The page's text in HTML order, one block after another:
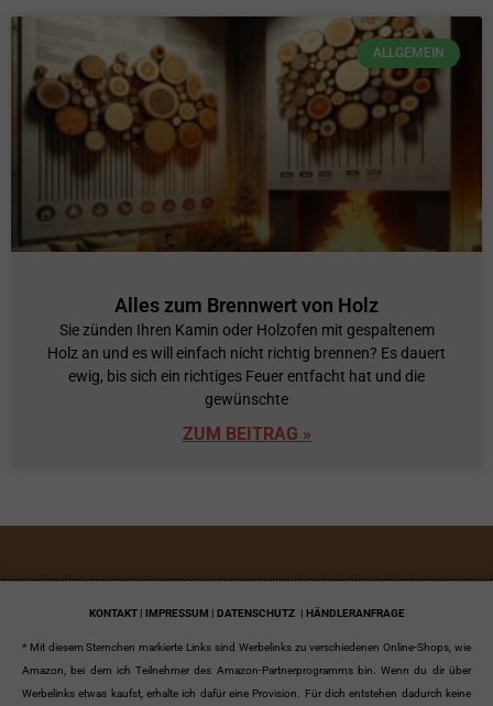
ALLGEMEIN
Alles zum Brennwert von Holz
Sie zünden Ihren Kamin oder Holzofen mit gespaltenem
Holz an und es will einfach nicht richtig brennen? Es dauert
ewig, bis sich ein richtiges Feuer entfacht hat und die
gewünschte
ZUM BEITRAG »
KONTAKT | IMPRESSUM | DATENSCHUTZ | HÄNDLERANFRAGE
* Mit diesem Sternchen markierte Links sind Werbelinks zu verschiedenen Online-Shops, wie
Amazon, bei dem ich Teilnehmer des Amazon-Partnerprogramms bin. Wenn du dir über
Werbelinks etwas kaufst, erhalte ich dafür eine Provision. Für dich entstehen dadurch keine